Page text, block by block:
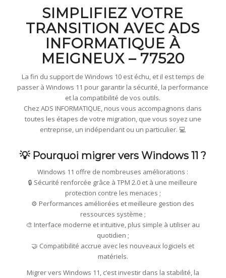
SIMPLIFIEZ VOTRE
TRANSITION AVEC ADS
INFORMATIQUE À
MEIGNEUX – 77520
La fin du support de Windows 10 est échu, et il est temps de
passer à Windows 11 pour garantir la sécurité, la performance
et la compatibilité de vos outils.
Chez ADS INFORMATIQUE, nous vous accompagnons dans
toutes les étapes de votre migration, que vous soyez une
entreprise, un indépendant ou un particulier. 💻
💡 Pourquoi migrer vers Windows 11 ?
Windows 11 offre de nombreuses améliorations :
🔒 Sécurité renforcée grâce à TPM 2.0 et à une meilleure
protection contre les menaces ;
⚙️ Performances améliorées et meilleure gestion des
ressources système ;
🎨 Interface moderne et intuitive, plus simple à utiliser au
quotidien ;
🤝 Compatibilité accrue avec les nouveaux logiciels et
matériels.
Migrer vers Windows 11, c’est investir dans la stabilité, la